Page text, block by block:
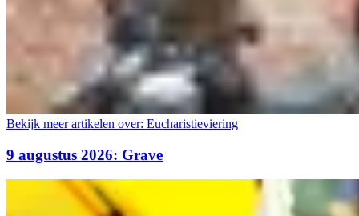
Bekijk meer artikelen over: Eucharistieviering
9 augustus 2026: Grave